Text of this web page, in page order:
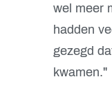
wel meer
hadden
gezegd
kwamen."